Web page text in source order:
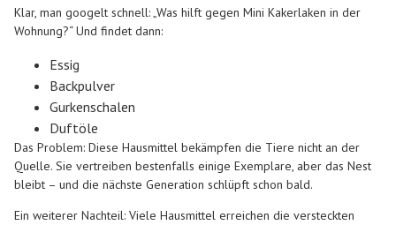
Klar, man googelt schnell: „Was hilft gegen Mini Kakerlaken in der
Wohnung?“ Und findet dann:
Essig
Backpulver
Gurkenschalen
Duftöle
Das Problem: Diese Hausmittel bekämpfen die Tiere nicht an der
Quelle. Sie vertreiben bestenfalls einige Exemplare, aber das Nest
bleibt – und die nächste Generation schlüpft schon bald.
Ein weiterer Nachteil: Viele Hausmittel erreichen die versteckten